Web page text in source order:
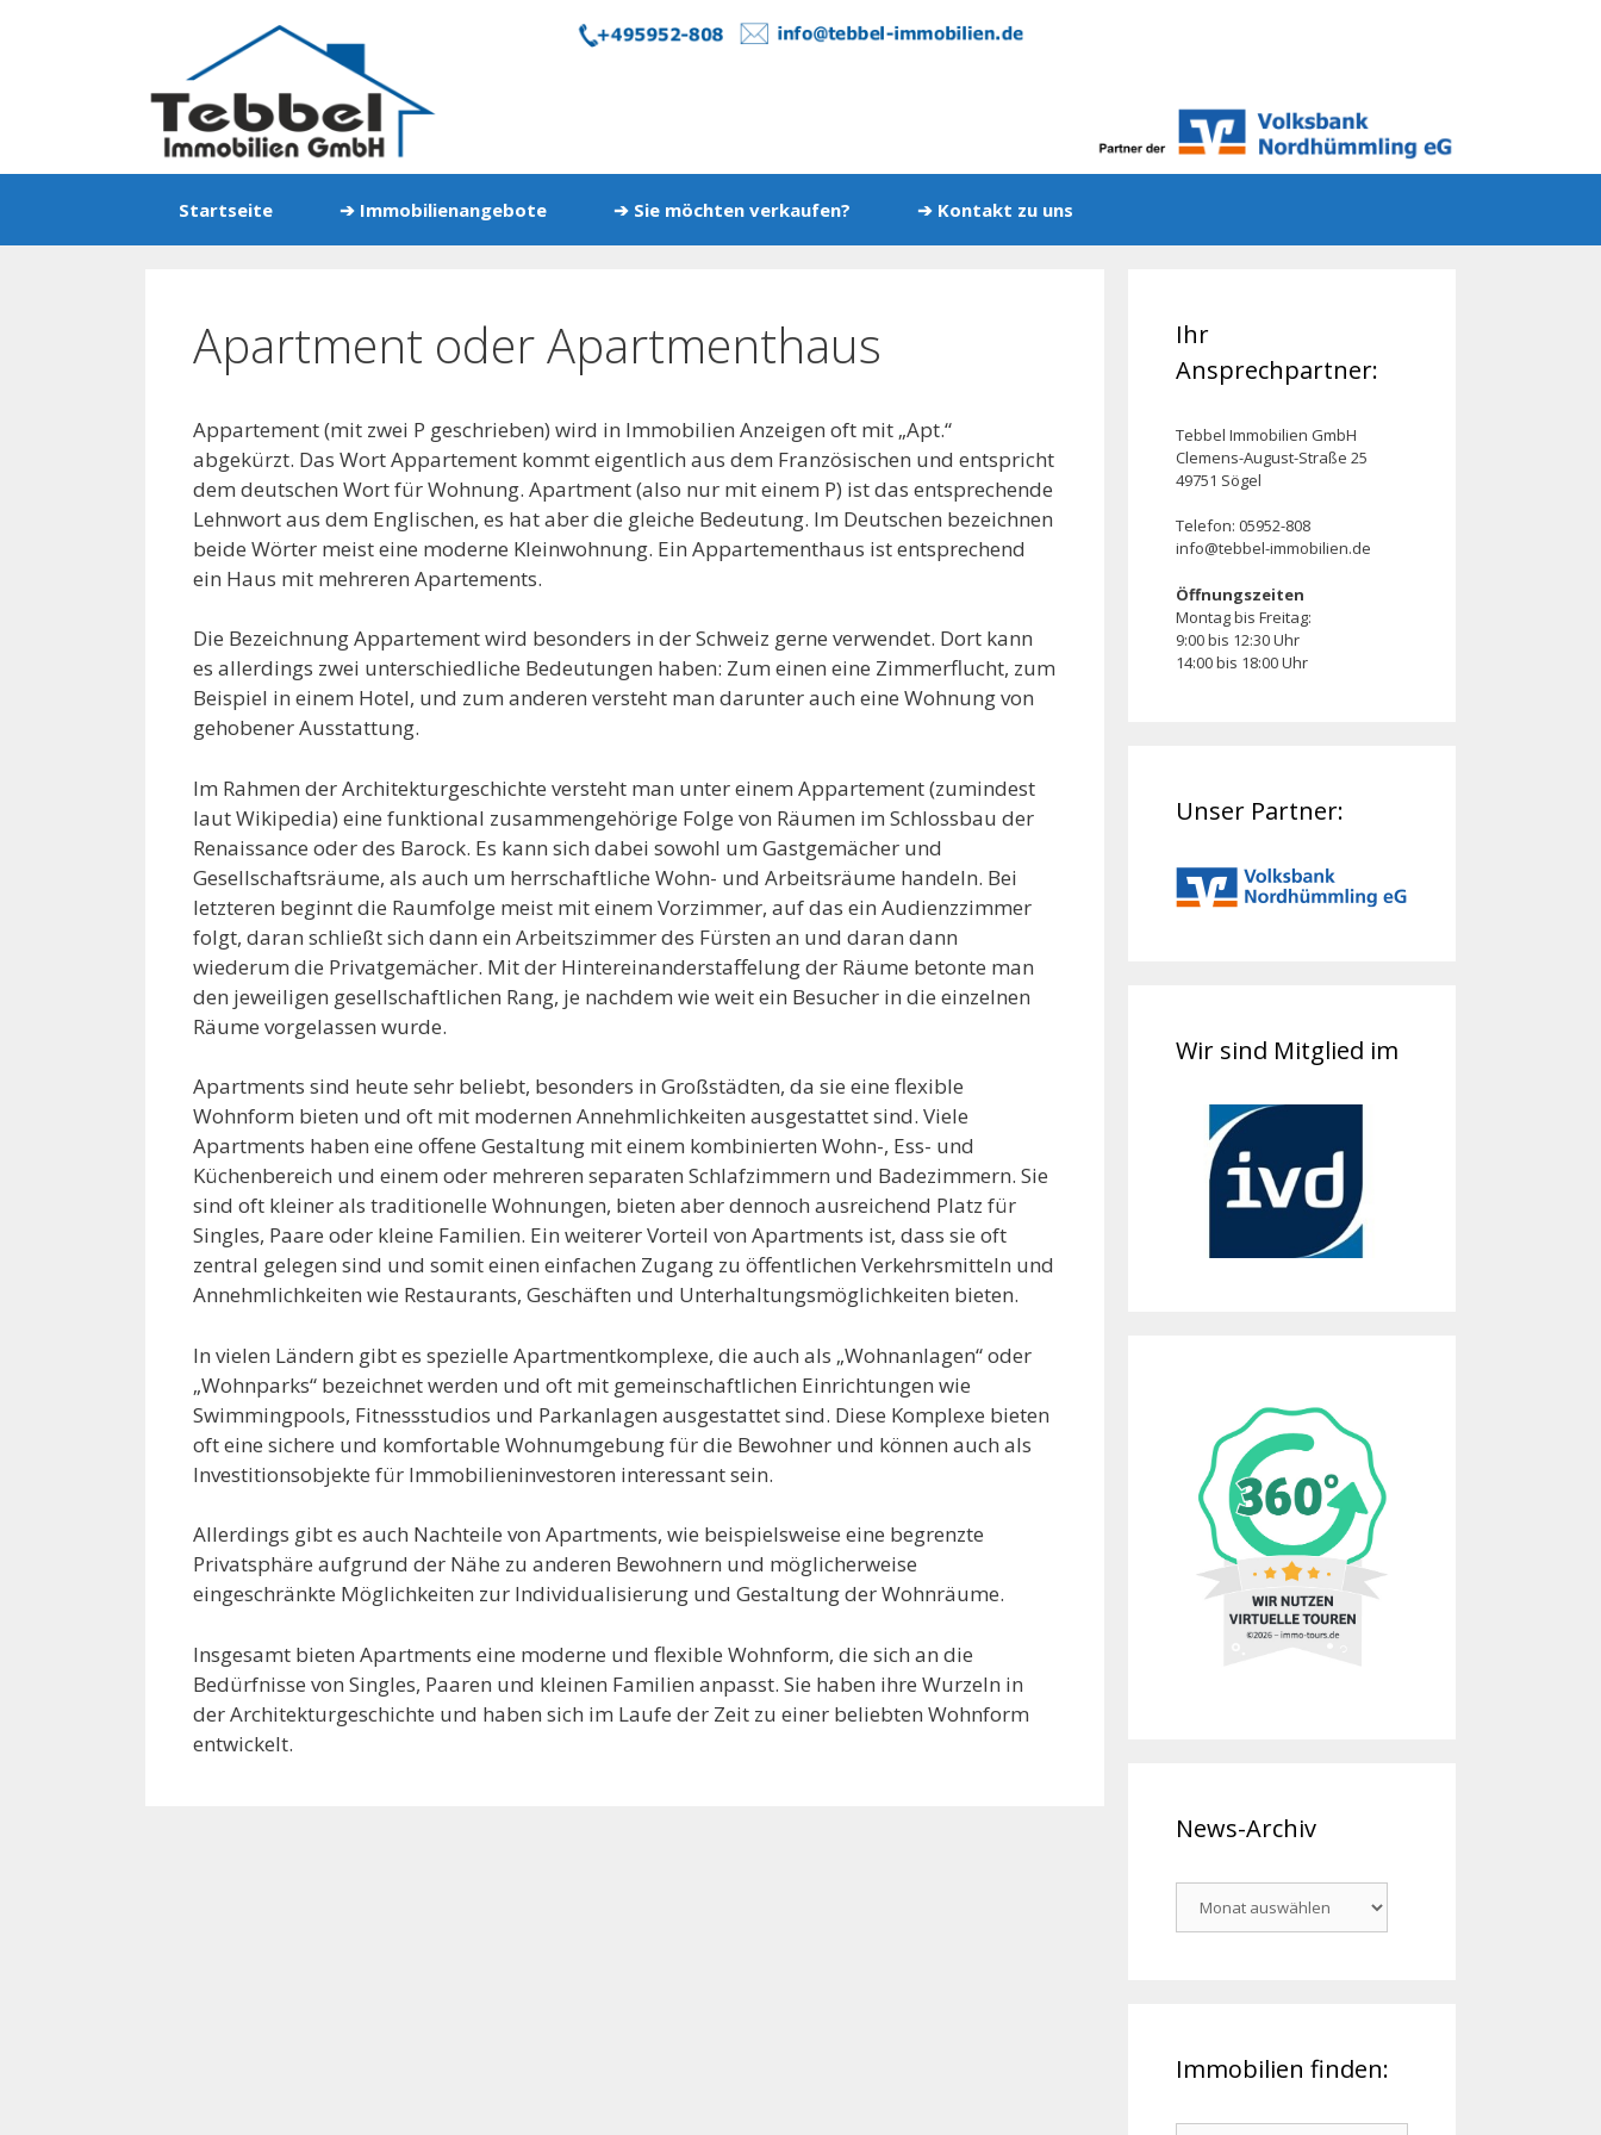
Startseite ➔ Immobilienangebote ➔ Sie möchten verkaufen? ➔ Kontakt zu uns
Apartment oder Apartmenthaus
Appartement (mit zwei P geschrieben) wird in Immobilien Anzeigen oft mit „Apt.“
abgekürzt. Das Wort Appartement kommt eigentlich aus dem Französischen und entspricht
dem deutschen Wort für Wohnung. Apartment (also nur mit einem P) ist das entsprechende
Lehnwort aus dem Englischen, es hat aber die gleiche Bedeutung. Im Deutschen bezeichnen
beide Wörter meist eine moderne Kleinwohnung. Ein Appartementhaus ist entsprechend
ein Haus mit mehreren Apartements.
Die Bezeichnung Appartement wird besonders in der Schweiz gerne verwendet. Dort kann
es allerdings zwei unterschiedliche Bedeutungen haben: Zum einen eine Zimmerflucht, zum
Beispiel in einem Hotel, und zum anderen versteht man darunter auch eine Wohnung von
gehobener Ausstattung.
Im Rahmen der Architekturgeschichte versteht man unter einem Appartement (zumindest
laut Wikipedia) eine funktional zusammengehörige Folge von Räumen im Schlossbau der
Renaissance oder des Barock. Es kann sich dabei sowohl um Gastgemächer und
Gesellschaftsräume, als auch um herrschaftliche Wohn- und Arbeitsräume handeln. Bei
letzteren beginnt die Raumfolge meist mit einem Vorzimmer, auf das ein Audienzzimmer
folgt, daran schließt sich dann ein Arbeitszimmer des Fürsten an und daran dann
wiederum die Privatgemächer. Mit der Hintereinanderstaffelung der Räume betonte man
den jeweiligen gesellschaftlichen Rang, je nachdem wie weit ein Besucher in die einzelnen
Räume vorgelassen wurde.
Apartments sind heute sehr beliebt, besonders in Großstädten, da sie eine flexible
Wohnform bieten und oft mit modernen Annehmlichkeiten ausgestattet sind. Viele
Apartments haben eine offene Gestaltung mit einem kombinierten Wohn-, Ess- und
Küchenbereich und einem oder mehreren separaten Schlafzimmern und Badezimmern. Sie
sind oft kleiner als traditionelle Wohnungen, bieten aber dennoch ausreichend Platz für
Singles, Paare oder kleine Familien. Ein weiterer Vorteil von Apartments ist, dass sie oft
zentral gelegen sind und somit einen einfachen Zugang zu öffentlichen Verkehrsmitteln und
Annehmlichkeiten wie Restaurants, Geschäften und Unterhaltungsmöglichkeiten bieten.
In vielen Ländern gibt es spezielle Apartmentkomplexe, die auch als „Wohnanlagen“ oder
„Wohnparks“ bezeichnet werden und oft mit gemeinschaftlichen Einrichtungen wie
Swimmingpools, Fitnessstudios und Parkanlagen ausgestattet sind. Diese Komplexe bieten
oft eine sichere und komfortable Wohnumgebung für die Bewohner und können auch als
Investitionsobjekte für Immobilieninvestoren interessant sein.
Allerdings gibt es auch Nachteile von Apartments, wie beispielsweise eine begrenzte
Privatsphäre aufgrund der Nähe zu anderen Bewohnern und möglicherweise
eingeschränkte Möglichkeiten zur Individualisierung und Gestaltung der Wohnräume.
Insgesamt bieten Apartments eine moderne und flexible Wohnform, die sich an die
Bedürfnisse von Singles, Paaren und kleinen Familien anpasst. Sie haben ihre Wurzeln in
der Architekturgeschichte und haben sich im Laufe der Zeit zu einer beliebten Wohnform
entwickelt.
Ihr
Ansprechpartner:
Tebbel Immobilien GmbH
Clemens-August-Straße 25
49751 Sögel
Telefon: 05952-808
info@tebbel-immobilien.de
Öffnungszeiten
Montag bis Freitag:
9:00 bis 12:30 Uhr
14:00 bis 18:00 Uhr
Unser Partner:
Wir sind Mitglied im
News-Archiv
Archiv
Immobilien finden: